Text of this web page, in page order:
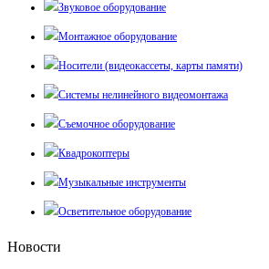
Звуковое оборудование
Монтажное оборудование
Носители (видеокассеты, карты памяти)
Системы нелинейного видеомонтажа
Съемочное оборудование
Квадрокоптеры
Музыкальные инструменты
Осветительное оборудование
Новости